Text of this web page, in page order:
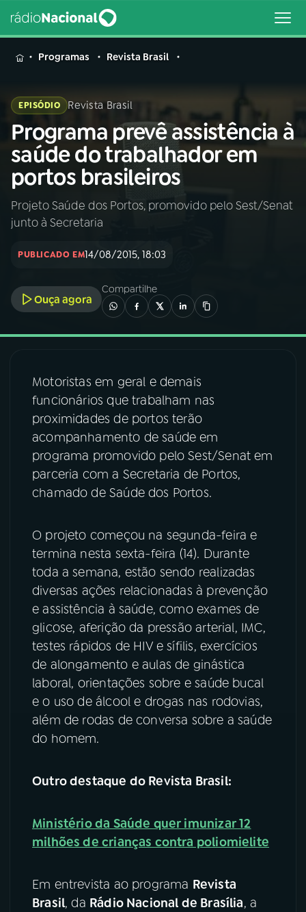
MENU
Buscar
na
Rádio
Nacional
Buscar
AO VIVO
INÍCIO
A RÁDIO
03PROGRAMAÇÃO
04PROGRAMAS
PODCASTS
06VIDEOCASTS
08 FESTIVAL DE MÚSICA
ACOMPANHE A RÁDIO NACIONAL
YouTube Facebook
Instagram
TikTok
Programas Revista Brasil
EPISÓDIO Revista Brasil
Programa prevê assistência à
saúde do trabalhador em
portos brasileiros
Projeto Saúde dos Portos, promovido pelo Sest/Senat
junto à Secretaria
PUBLICADO EM14/08/2015, 18:03
Ouça agora
Compartilhe
Motoristas em geral e demais
funcionários que trabalham nas
proximidades de portos terão
acompanhamento de saúde em
programa promovido pelo Sest/Senat em
parceria com a Secretaria de Portos,
chamado de Saúde dos Portos.
O projeto começou na segunda-feira e
termina nesta sexta-feira (14). Durante
toda a semana, estão sendo realizadas
diversas ações relacionadas à prevenção
e assistência à saúde, como exames de
glicose, aferição da pressão arterial, IMC,
testes rápidos de HIV e sífilis, exercícios
de alongamento e aulas de ginástica
laboral, orientações sobre e saúde bucal
e o uso de álcool e drogas nas rodovias,
além de rodas de conversa sobre a saúde
do homem.
Outro destaque do Revista Brasil:
Ministério da Saúde quer imunizar 12
milhões de crianças contra poliomielite
Em entrevista ao programa Revista
Brasil, da Rádio Nacional de Brasília, a